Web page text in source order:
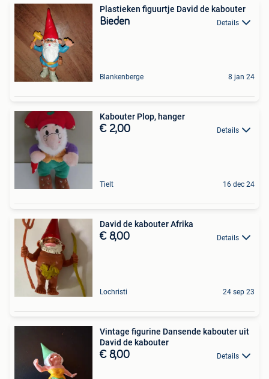
Plastieken figuurtje David de kabouter
Bieden Details
Blankenberge 8 jan 24
Kabouter Plop, hanger
€ 2,00 Details
Tielt 16 dec 24
David de kabouter Afrika
€ 8,00 Details
Lochristi 24 sep 23
Vintage figurine Dansende kabouter uit
David de kabouter
€ 8,00 Details